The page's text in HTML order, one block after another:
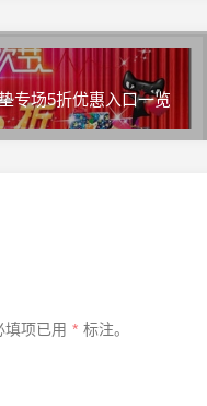
专场5折优惠入口一览
填项已用 * 标注。